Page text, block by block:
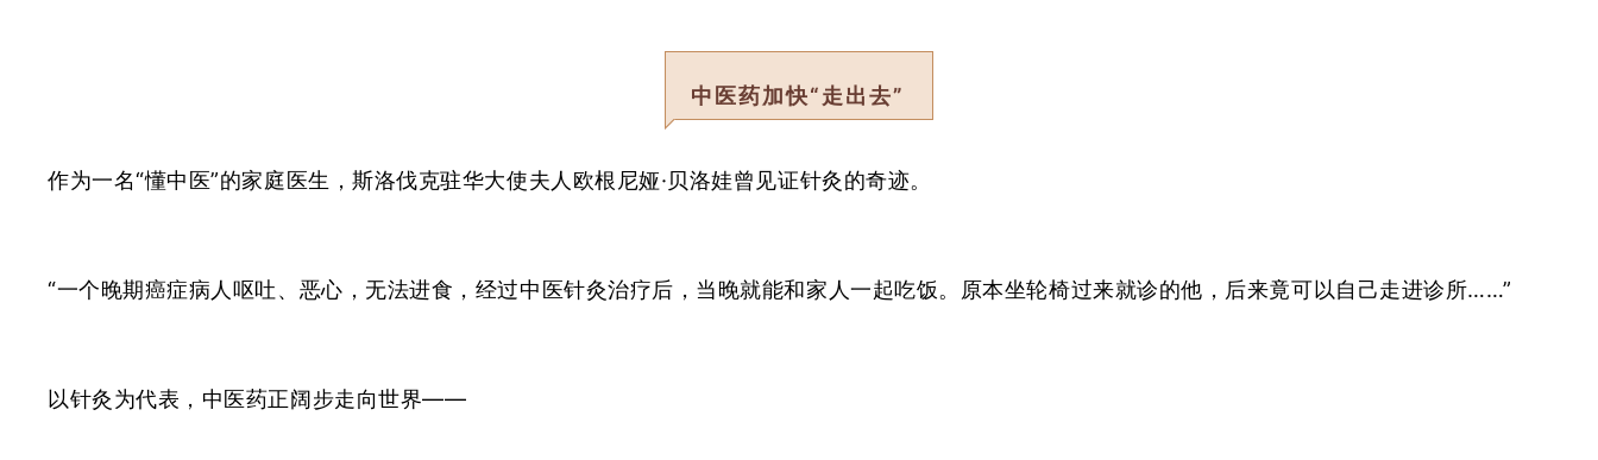
中医药加快“走出去”
作为一名“懂中医”的家庭医生，斯洛伐克驻华大使夫人欧根尼娅·贝洛娃曾见证针灸的奇迹。
“一个晚期癌症病人呕吐、恶心，无法进食，经过中医针灸治疗后，当晚就能和家人一起吃饭。原本坐轮椅过来就诊的他，后来竟可以自己走进诊所……”
以针灸为代表，中医药正阔步走向世界——